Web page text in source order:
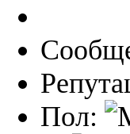
Пол: